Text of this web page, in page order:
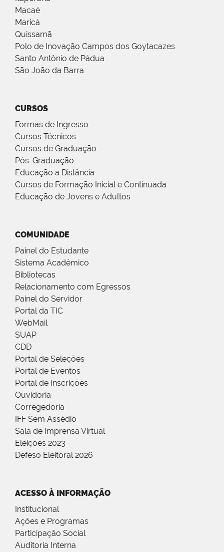
Macaé
Maricá
Quissamã
Polo de Inovação Campos dos Goytacazes
Santo Antônio de Pádua
São João da Barra
CURSOS
Formas de Ingresso
Cursos Técnicos
Cursos de Graduação
Pós-Graduação
Educação a Distância
Cursos de Formação Inicial e Continuada
Educação de Jovens e Adultos
COMUNIDADE
Painel do Estudante
Sistema Acadêmico
Bibliotecas
Relacionamento com Egressos
Painel do Servidor
Portal da TIC
WebMail
SUAP
CDD
Portal de Seleções
Portal de Eventos
Portal de Inscrições
Ouvidoria
Corregedoria
IFF Sem Assédio
Sala de Imprensa Virtual
Eleições 2023
Defeso Eleitoral 2026
ACESSO À INFORMAÇÃO
Institucional
Ações e Programas
Participação Social
Auditoria Interna